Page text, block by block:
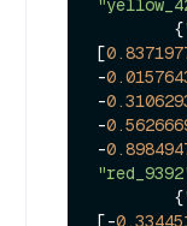
        {
[
-
-
-
-
        {
[-